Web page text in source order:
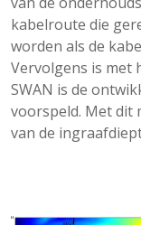
kabelroute die
worden als de
Vervolgens is met
SWAN is de
voorspeld. Met dit
van de